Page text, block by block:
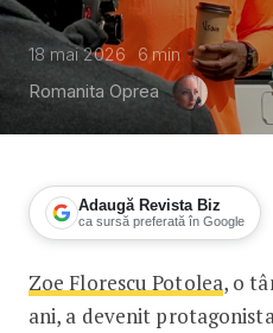
18 mai 2026 6 min
Romanita Oprea
Adaugă Revista Biz
ca sursă preferată în Google
Românca Zoe
Zoe Florescu Potolea, o
ani, a devenit